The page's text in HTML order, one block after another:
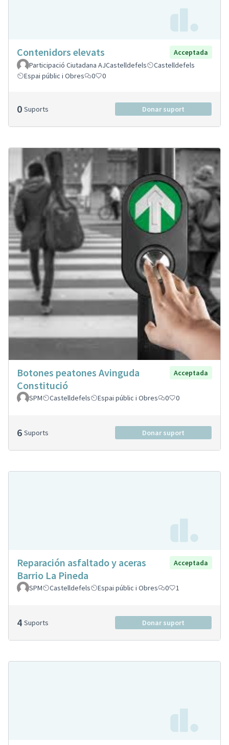
Contenidors elevats
Acceptada
Participació Ciutadana AJCastelldefels
Castelldefels
Espai públic i Obres
0 0
0 Suports Donar suport
Botones peatones Avinguda
Constitució
Acceptada
SPM Castelldefels Espai públic i Obres 0 0
6 Suports Donar suport
Reparación asfaltado y aceras
Barrio La Pineda
Acceptada
SPM Castelldefels Espai públic i Obres 0 1
4 Suports Donar suport